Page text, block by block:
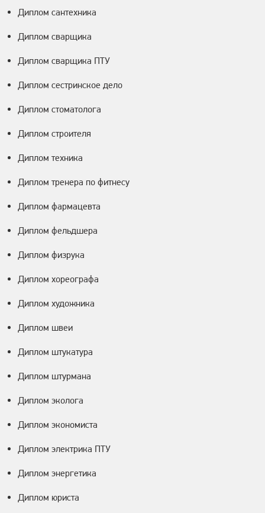
Диплом сантехника
Диплом сварщика
Диплом сварщика ПТУ
Диплом сестринское дело
Диплом стоматолога
Диплом строителя
Диплом техника
Диплом тренера по фитнесу
Диплом фармацевта
Диплом фельдшера
Диплом физрука
Диплом хореографа
Диплом художника
Диплом швеи
Диплом штукатура
Диплом штурмана
Диплом эколога
Диплом экономиста
Диплом электрика ПТУ
Диплом энергетика
Диплом юриста